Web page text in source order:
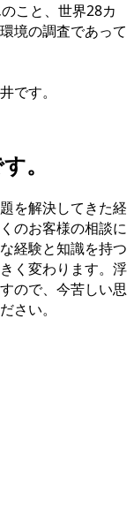
こと 、 世界28カ
境の調査であって
。
を解決してきた経
のお客様の相談に
経験と知識を持つ
く変わります。 浮
ので、 今苦しい思
さい。